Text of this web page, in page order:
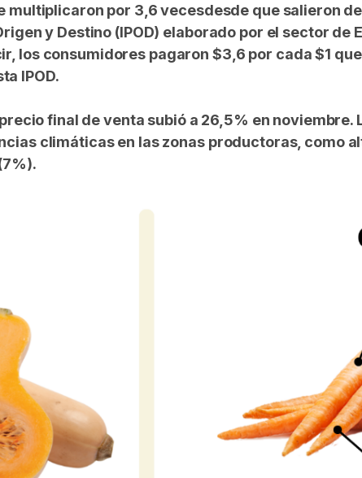
multiplicaron por 3,6 vecesdesde que salieron
y Destino (IPOD) elaborado por el sector
los consumidores pagaron $3,6 por cada $1
IPOD.
final de venta subió a 26,5% en noviembre.
climáticas en las zonas productoras, como
.